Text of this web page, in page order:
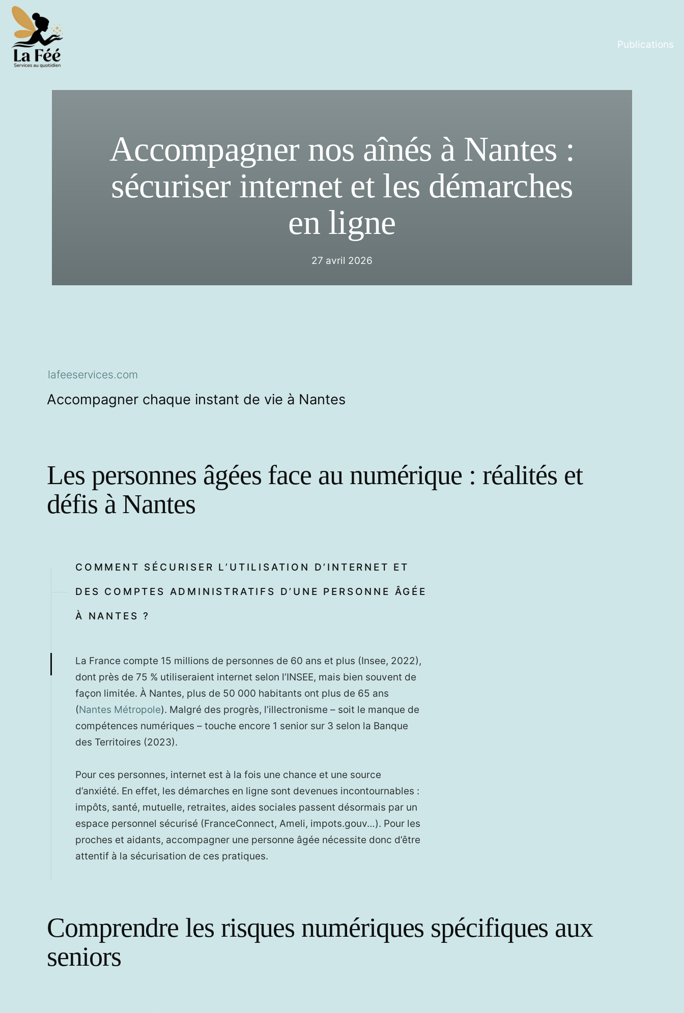
Publications
Accompagner nos aînés à Nantes :
sécuriser internet et les démarches
en ligne
27 avril 2026
lafeeservices.com
Accompagner chaque instant de vie à Nantes
Les personnes âgées face au numérique : réalités et
défis à Nantes
COMMENT SÉCURISER L’UTILISATION D’INTERNET ET
DES COMPTES ADMINISTRATIFS D’UNE PERSONNE ÂGÉE
À NANTES ?
La France compte 15 millions de personnes de 60 ans et plus (Insee, 2022),
dont près de 75 % utiliseraient internet selon l’INSEE, mais bien souvent de
façon limitée. À Nantes, plus de 50 000 habitants ont plus de 65 ans
(Nantes Métropole). Malgré des progrès, l’illectronisme – soit le manque de
compétences numériques – touche encore 1 senior sur 3 selon la Banque
des Territoires (2023).
Pour ces personnes, internet est à la fois une chance et une source
d’anxiété. En effet, les démarches en ligne sont devenues incontournables :
impôts, santé, mutuelle, retraites, aides sociales passent désormais par un
espace personnel sécurisé (FranceConnect, Ameli, impots.gouv…). Pour les
proches et aidants, accompagner une personne âgée nécessite donc d’être
attentif à la sécurisation de ces pratiques.
Comprendre les risques numériques spécifiques aux
seniors